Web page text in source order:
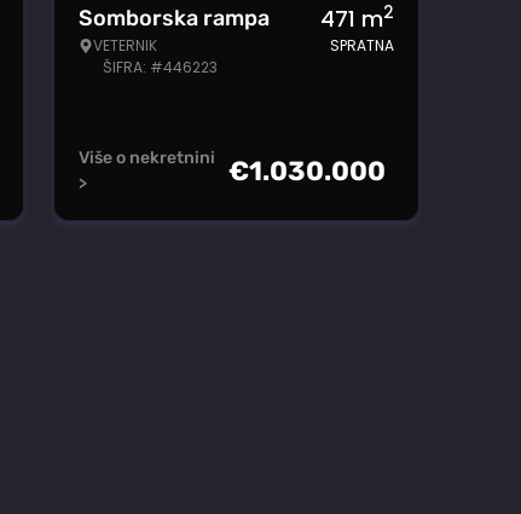
Somborska rampa
VETERNIK
ŠIFRA: #446223
471 m2
SPRATNA
Više o nekretnini
>
€1.030.000